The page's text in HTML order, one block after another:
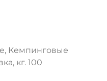
Кемпинговые
кг. 100